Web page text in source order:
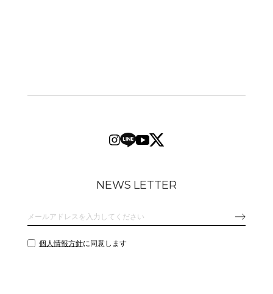
NEWS LETTER
個人情報方針に同意します